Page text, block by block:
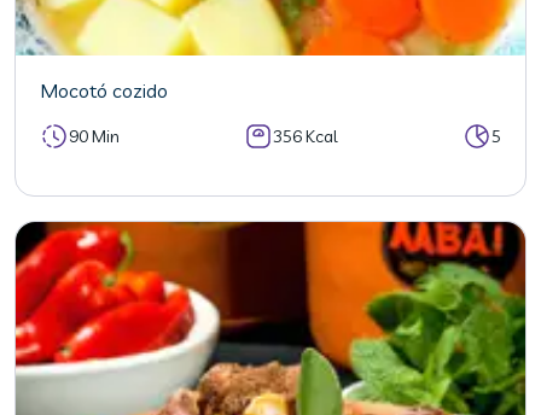
Mocotó cozido
90 Min 356 Kcal 5